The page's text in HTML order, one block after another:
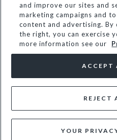
© Dune Group Limited
and improve our sites and
marketing campaigns and
content and advertising.
the right, you can exercise
more information see our
YOUR
REJECT
ACCEPT